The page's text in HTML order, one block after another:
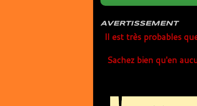
AVERTISSEMENT
Il est très probables
Sachez bien qu'en